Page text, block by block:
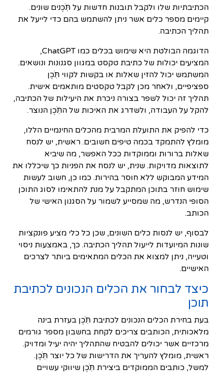
הכתיבתיות שלו ולקבל תובנות חדשות על תֹּֽכֶנים שונים.
קיימים מספר כלים אשר ניתן להשתמש בהם כדי לייעל את
תהליך הכתיבה.
הדוגמה הבולטת היא שימוש בכלים כמו ChatGPT,
המציעים יכולות של כתיבת טקסט במגוון סגנונות ונושאים.
המשתמש יכול להזין שאלות או בקשות לקווי תֹּֽכֶן
ספציפיים, ולאחר מכן לקבל טקסטים מותאמים אישית.
תהליך זה יכול לשפר בצורה ניכרת את היעילות של הכתיבה,
להקל על העבודה, ולשדרג את האיכות של התֹּֽכֶן הנוצר.
כדי להפיק את התועלת המרבית מהכלים החינמיים הללו,
מומלץ להתמקד בכמה טיפים חשובים. ראשית, יש לנסח
שאלות ברורות וממוקדות ככל האפשר, מה שיביא
לתוצאות מדויקות. שנית, יש לנסח את הפניות כך שיכללו את
המידע המבוקש ללא חוסר בהירות. כמו כן, חשוב לעשות
שימוש חוזר בתוכן המתקבל על מנת להתאימו לסוג התוכן
הסופי הנדרש, מה שמסייע לשמור על הסגנון האישי של
הכותב.
לבסוף, יש לנסות כלים השונים, שכן כל כלי מציע פונקציות
שונות המיועדות לייעול תהליך הכתיבה. כך, באמצעות ניסוי
וטעייה, ניתן למצוא את הכלים המתאימים ביותר לצרכים
האישיים.
כיצד לבחור את הכלים הנכונים לכתיבת
תוכן
בעת בחירת הכלים הנכונים לכתיבת תֹּֽכֶן בעזרת בינה
מלאכותית, הכותבים צריכים לקחת בחשבון מספר גורמים
מרכזיים אשר יכולים להבטיח שהתהליך יהיה יעיל ומדויק.
ראשית, מומלץ להעריך את הדרישות של כל יוצר תֹּֽכֶן.
למשל, כותבים הממוקדים ביצירת תֹּֽכֶן שיווקי עשויים